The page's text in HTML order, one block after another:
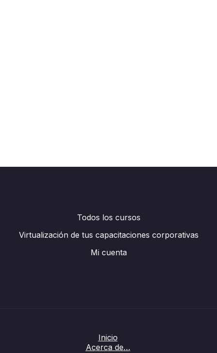
Todos los cursos
Virtualización de tus capacitaciones corporativas
Mi cuenta
Inicio
Acerca de…